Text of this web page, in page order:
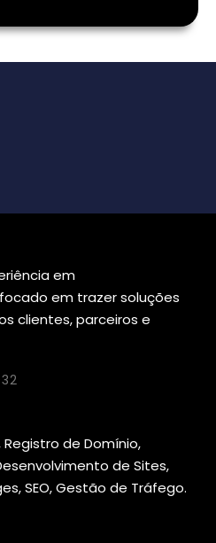
em
em trazer soluções
clientes, parceiros e
de Domínio,
de Sites,
SEO, Gestão de Tráfego.